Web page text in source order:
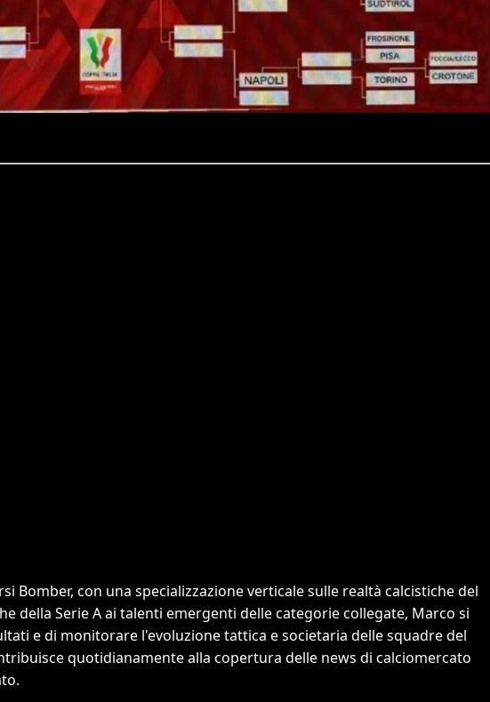
Bomber, con una specializzazione verticale sulle realtà calcistiche del
della Serie A ai talenti emergenti delle categorie collegate, Marco si
e di monitorare l'evoluzione tattica e societaria delle squadre del
quotidianamente alla copertura delle news di calciomercato